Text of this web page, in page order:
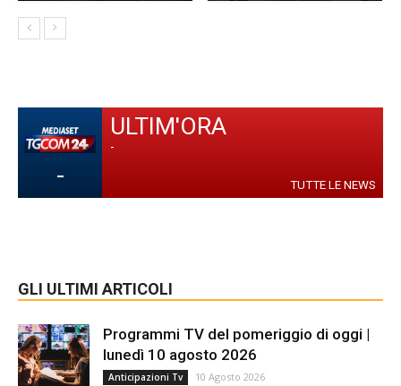
-
ULTIM'ORA
-
TUTTE LE NEWS
GLI ULTIMI ARTICOLI
Programmi TV del pomeriggio di oggi |
lunedì 10 agosto 2026
Anticipazioni Tv 10 Agosto 2026